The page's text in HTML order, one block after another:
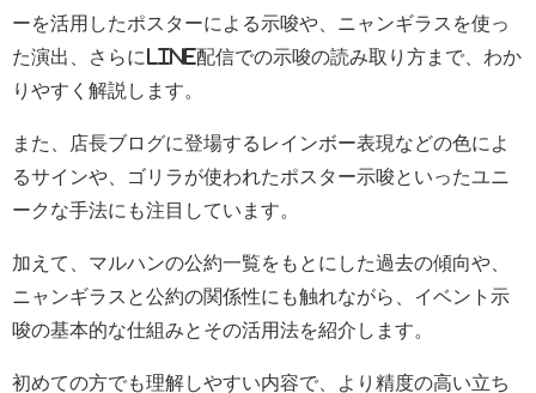
ーを活用したポスターによる示唆や、ニャンギラスを使っ
た演出、さらにLINE配信での示唆の読み取り方まで、わか
りやすく解説します。
また、店長ブログに登場するレインボー表現などの色によ
るサインや、ゴリラが使われたポスター示唆といったユニ
ークな手法にも注目しています。
加えて、マルハンの公約一覧をもとにした過去の傾向や、
ニャンギラスと公約の関係性にも触れながら、イベント示
唆の基本的な仕組みとその活用法を紹介します。
初めての方でも理解しやすい内容で、より精度の高い立ち